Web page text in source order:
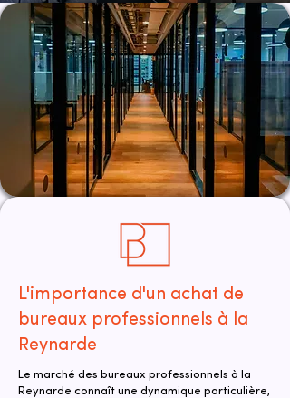
L'importance d'un achat de
bureaux professionnels à la
Reynarde
Le marché des bureaux professionnels à la
Reynarde connaît une dynamique particulière,